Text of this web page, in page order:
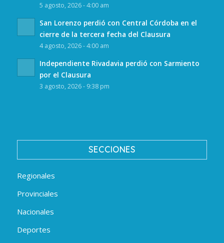
5 agosto, 2026 - 4:00 am
San Lorenzo perdió con Central Córdoba en el
cierre de la tercera fecha del Clausura
4 agosto, 2026 - 4:00 am
Independiente Rivadavia perdió con Sarmiento
por el Clausura
3 agosto, 2026 - 9:38 pm
SECCIONES
Regionales
Provinciales
Nacionales
Deportes